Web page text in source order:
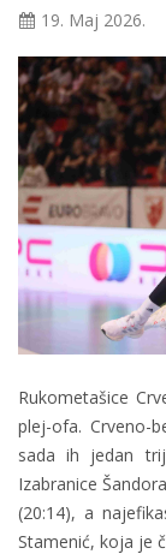
19. Maj 2026.
Rukometašice
plej-ofa. Crveno-
sada ih jedan
Izabranice
(20:14), a
Stamenić, koja je